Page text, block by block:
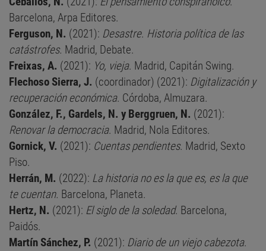
Barcelona, Arpa Editores.
Ferguson, N. (2021): Desastre. Historia política de las
catástrofes. Madrid, Debate.
Freixas, A. (2021): Yo, vieja. Madrid, Capitán Swing.
Flechoso Sierra, J. (coordinador) (2021): Digitalización y
recuperación económica. Córdoba, Almuzara.
González, F., Gardels, N. y Berggruen, N. (2021):
Renovar la democracia. Madrid, Nola Editores.
Gornick, V. (2021): Cuentas pendientes. Madrid, Sexto
Piso.
Herrán, M. (2022): La historia no es la que es, es la que
te cuentan. Barcelona, Planeta.
Hertz, N. (2021): El siglo de la soledad. Barcelona,
Paidós.
Martín Sánchez, P. (2021): Diario de un viejo cabezota.